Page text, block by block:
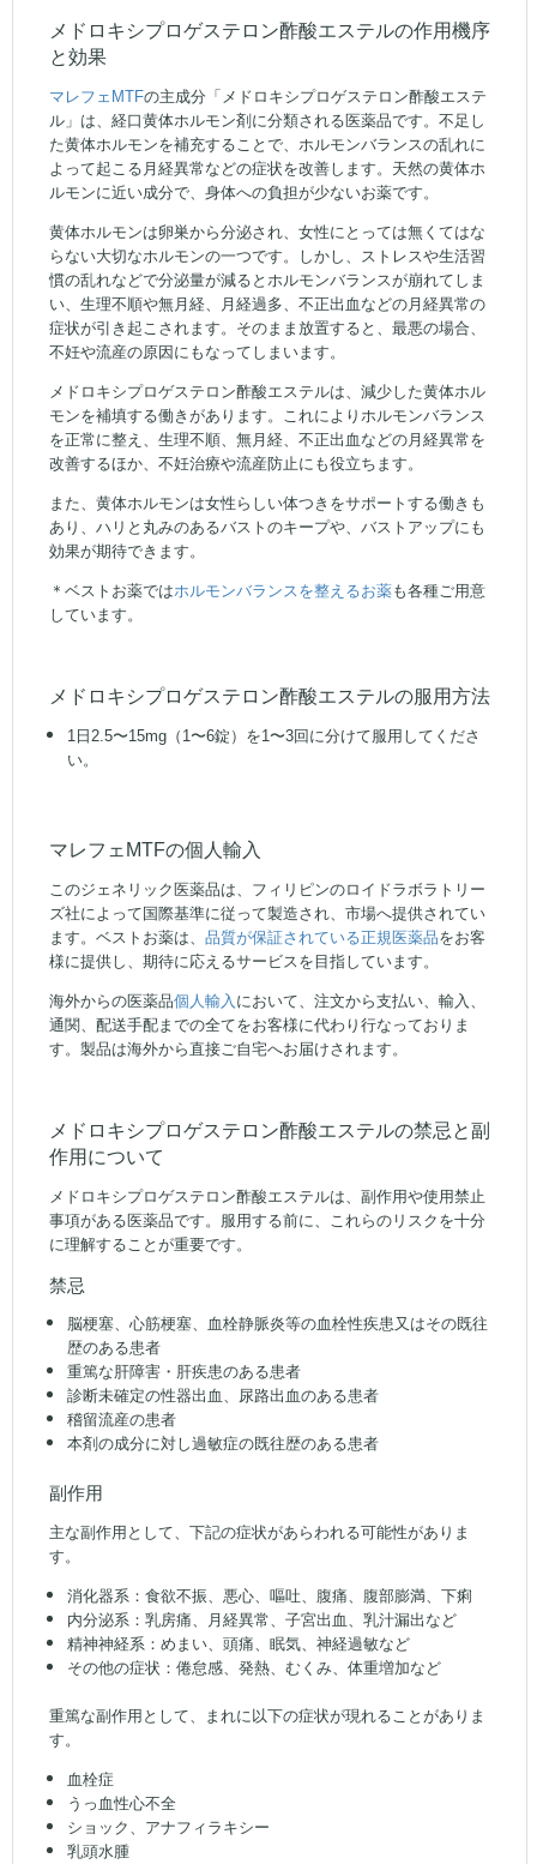
メドロキシプロゲステロン酢酸エステルの作用機序
と効果
マレフェMTFの主成分「メドロキシプロゲステロン酢酸エステ
ル」は、経口黄体ホルモン剤に分類される医薬品です。不足し
た黄体ホルモンを補充することで、ホルモンバランスの乱れに
よって起こる月経異常などの症状を改善します。天然の黄体ホ
ルモンに近い成分で、身体への負担が少ないお薬です。
黄体ホルモンは卵巣から分泌され、女性にとっては無くてはな
らない大切なホルモンの一つです。しかし、ストレスや生活習
慣の乱れなどで分泌量が減るとホルモンバランスが崩れてしま
い、生理不順や無月経、月経過多、不正出血などの月経異常の
症状が引き起こされます。そのまま放置すると、最悪の場合、
不妊や流産の原因にもなってしまいます。
メドロキシプロゲステロン酢酸エステルは、減少した黄体ホル
モンを補填する働きがあります。これによりホルモンバランス
を正常に整え、生理不順、無月経、不正出血などの月経異常を
改善するほか、不妊治療や流産防止にも役立ちます。
また、黄体ホルモンは女性らしい体つきをサポートする働きも
あり、ハリと丸みのあるバストのキープや、バストアップにも
効果が期待できます。
＊ベストお薬ではホルモンバランスを整えるお薬も各種ご用意
しています。
メドロキシプロゲステロン酢酸エステルの服用方法
1日2.5〜15mg（1〜6錠）を1〜3回に分けて服用してくださ
い。
マレフェMTFの個人輸入
このジェネリック医薬品は、フィリピンのロイドラボラトリー
ズ社によって国際基準に従って製造され、市場へ提供されてい
ます。ベストお薬は、 品質が保証されている正規医薬品をお客
様に提供し、期待に応えるサービスを目指しています。
海外からの医薬品個人輸入において、注文から支払い、輸入、
通関、配送手配までの全てをお客様に代わり行なっておりま
す。製品は海外から直接ご自宅へお届けされます。
メドロキシプロゲステロン酢酸エステルの禁忌と副
作用について
メドロキシプロゲステロン酢酸エステルは、副作用や使用禁止
事項がある医薬品です。服用する前に、これらのリスクを十分
に理解することが重要です。
禁忌
脳梗塞、心筋梗塞、血栓静脈炎等の血栓性疾患又はその既往
歴のある患者
重篤な肝障害・肝疾患のある患者
診断未確定の性器出血、尿路出血のある患者
稽留流産の患者
本剤の成分に対し過敏症の既往歴のある患者
副作用
主な副作用として、下記の症状があらわれる可能性がありま
す。
消化器系：食欲不振、悪心、嘔吐、腹痛、腹部膨満、下痢
内分泌系：乳房痛、月経異常、子宮出血、乳汁漏出など
精神神経系：めまい、頭痛、眠気、神経過敏など
その他の症状：倦怠感、発熱、むくみ、体重増加など
重篤な副作用として、まれに以下の症状が現れることがありま
す。
血栓症
うっ血性心不全
ショック、アナフィラキシー
乳頭水腫